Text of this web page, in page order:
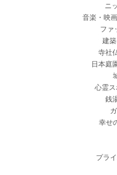
ニ
音楽・映
ファ
建
寺社
日本庭
心霊
銭
幸せ
プラ